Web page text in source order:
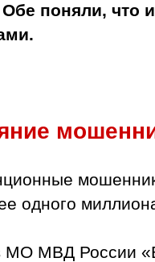
поняли, что
одного
МО МВД России